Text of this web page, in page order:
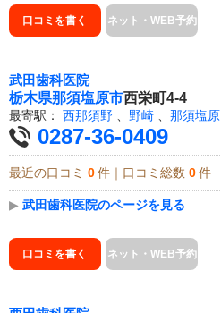
口コミを書く ネット・WEB予約
武田歯科医院
栃木県那須塩原市西栄町4-4
最寄駅： 西那須野 野崎 那須塩原
0287-36-0409
最近の口コミ 0 件｜口コミ総数 0 件
▶ 武田歯科医院のページを見る
口コミを書く ネット・WEB予約